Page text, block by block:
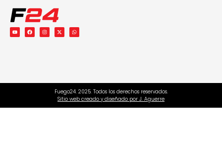
Fuego24. 2025. Todos los derechos reservados.
Sitio web creado y diseñado por J. Aguerre